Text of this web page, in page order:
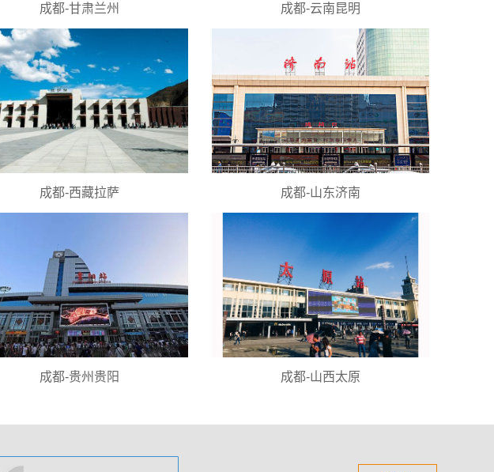
成都-甘肃兰州 成都-云南昆明
成都-西藏拉萨 成都-山东济南
成都-贵州贵阳 成都-山西太原